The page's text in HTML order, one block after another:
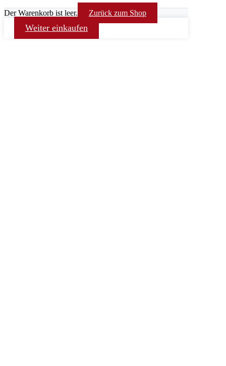
Der Warenkorb ist leer. Zurück zum Shop
Weiter einkaufen